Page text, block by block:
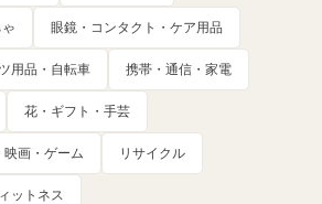
眼鏡・コンタクト・ケア用品
用品・自転車 携帯・通信・家電
花・ギフト・手芸
画・ゲーム リサイクル
ットネス